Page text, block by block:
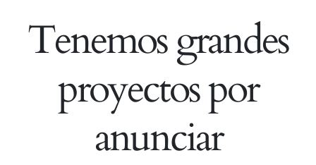
Tenemos grandes
proyectos por
anunciar